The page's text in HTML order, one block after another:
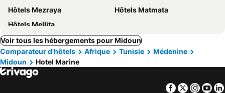
Hôtels Mezraya
Hôtels Matmata
Hôtels Mellita
Voir tous les hébergements pour Midoun
Comparateur d'hôtels
Afrique Tunisie
Médenine
Midoun
Hotel Marine
Facebook
Twitter